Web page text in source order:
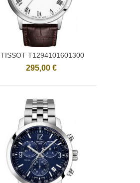
Ajouter
TISSOT T1294101601300
295,00 €